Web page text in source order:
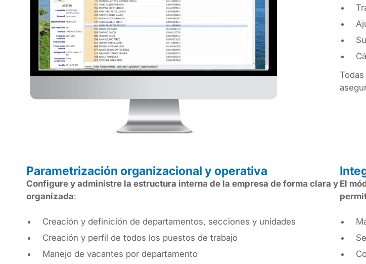
Parametrización organizacional y operativa
Configure y administre la estructura interna de la empresa de forma clara y
organizada:
Creación y definición de departamentos, secciones y unidades
Creación y perfil de todos los puestos de trabajo
Manejo de vacantes por departamento
El